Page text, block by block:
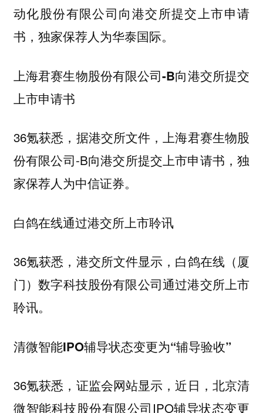
动化股份有限公司向港交所提交上市申请
书，独家保荐人为华泰国际。
上海君赛生物股份有限公司-B向港交所提交
上市申请书
36氪获悉，据港交所文件，上海君赛生物股
份有限公司-B向港交所提交上市申请书，独
家保荐人为中信证券。
白鸽在线通过港交所上市聆讯
36氪获悉，港交所文件显示，白鸽在线（厦
门）数字科技股份有限公司通过港交所上市
聆讯。
清微智能IPO辅导状态变更为“辅导验收”
36氪获悉，证监会网站显示，近日，北京清
微智能科技股份有限公司IPO辅导状态变更